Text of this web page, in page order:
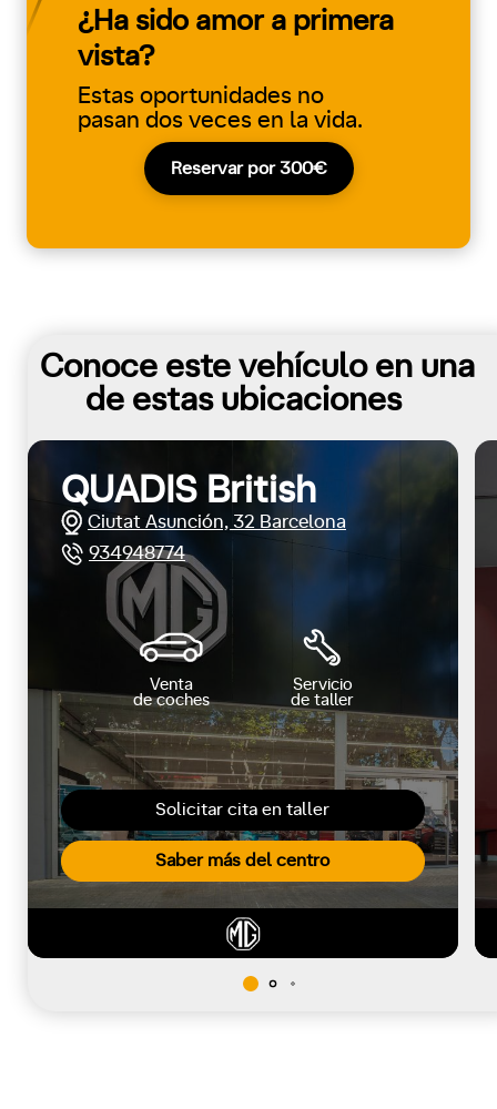
¿Ha sido amor a primera
vista?
Estas oportunidades no
pasan dos veces en la vida.
Reservar por 300€
Conoce este vehículo en una
de estas ubicaciones
Solicitar cita en taller
Saber más del centro
QUADIS British
Ciutat Asunción, 32 Barcelona
934948774
Venta
de coches
Servicio
de taller